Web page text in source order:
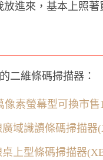
進來，基本上照著
二維條碼掃描器：
像素螢幕型可換市
域識讀條碼掃描器
上型條碼掃描器